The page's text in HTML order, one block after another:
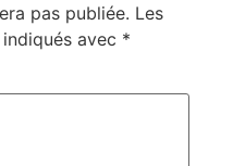
pas publiée. Les
avec *